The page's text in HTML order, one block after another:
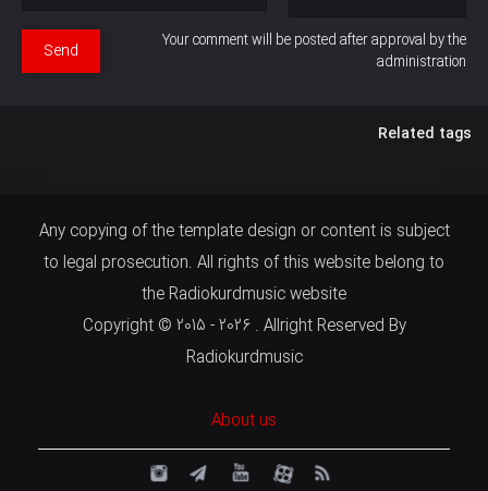
Your comment will be posted after approval by the
administration
Send
Related tags
Any copying of the template design or content is subject
to legal prosecution. All rights of this website belong to
the Radiokurdmusic website
Copyright © 2015 - 2026 . Allright Reserved By
Radiokurdmusic
About us